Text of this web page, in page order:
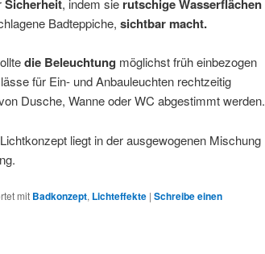
Sicherheit, indem sie rutschige Wasserflächen
Badteppiche, sichtbar macht.
die Beleuchtung möglichst früh einbezogen
für Ein- und Anbauleuchten rechtzeitig
Dusche, Wanne oder WC abgestimmt werden.
liegt in der ausgewogenen Mischung
mit Badkonzept, Lichteffekte | Schreibe einen